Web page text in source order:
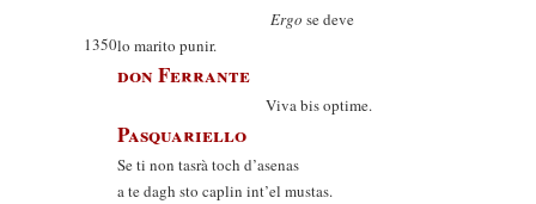
Ergo se deve
1350lo marito punir.
don Ferrante
Viva bis optime.
Pasquariello
Se ti non tasrà toch d’asenas
a te dagh sto caplin int’el mustas.